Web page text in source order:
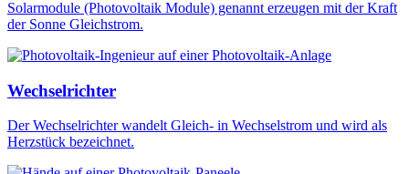
Solarmodule (Photovoltaik Module) genannt erzeugen mit der Kraft
der Sonne Gleichstrom.
Wechselrichter
Der Wechselrichter wandelt Gleich- in Wechselstrom und wird als
Herzstück bezeichnet.